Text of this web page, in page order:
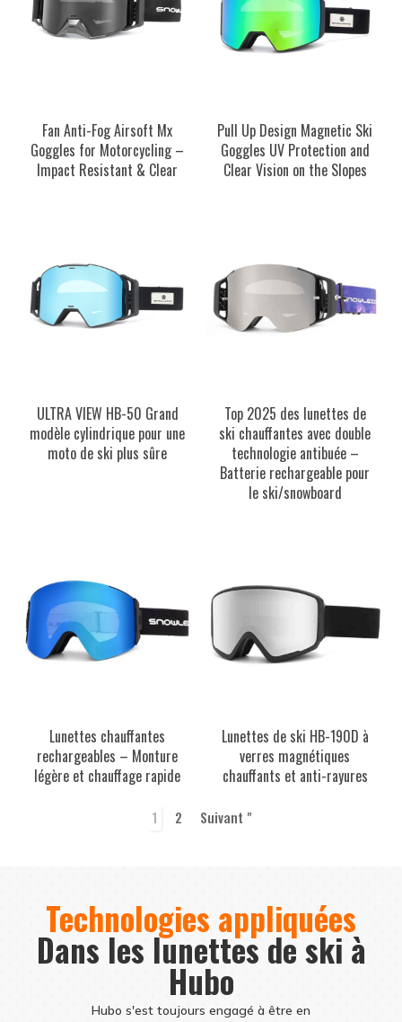
Fan Anti-Fog Airsoft Mx
Goggles for Motorcycling –
Impact Resistant & Clear
Pull Up Design Magnetic Ski
Goggles UV Protection and
Clear Vision on the Slopes
ULTRA VIEW HB-50 Grand
modèle cylindrique pour une
moto de ski plus sûre
Top 2025 des lunettes de
ski chauffantes avec double
technologie antibuée –
Batterie rechargeable pour
le ski/snowboard
Lunettes chauffantes
rechargeables – Monture
légère et chauffage rapide
Lunettes de ski HB-190D à
verres magnétiques
chauffants et anti-rayures
1 2 Suivant "
Technologies appliquées
Dans les lunettes de ski à
Hubo
Hubo s'est toujours engagé à être en